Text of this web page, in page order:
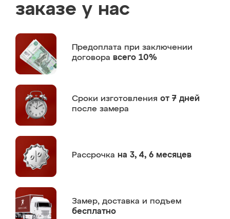
заказе у нас
Предоплата при заключении
договора всего 10%
Сроки изготовления от 7 дней
после замера
Рассрочка на 3, 4, 6 месяцев
Замер, доставка и подъем
бесплатно